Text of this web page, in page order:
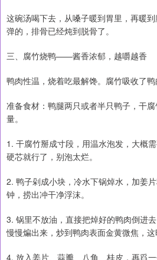
这碗汤喝下去，从嗓子暖到胃里，再暖
弹的，排骨已经炖到脱骨了。
三、腐竹烧鸭——酱香浓郁，越嚼越香
鸭肉性温，烧着吃最解馋。腐竹吸收了鸭
准备食材：鸭腿两只或者半只鸭子，干
量。
1. 干腐竹掰成寸段，用温水泡发，大概
硬芯就行了，别泡太烂。
2. 鸭子剁成小块，冷水下锅焯水，加姜
钟，捞出冲干净浮沫。
3. 锅里不放油，直接把焯好的鸭肉倒进
慢慢煸出来，炒到鸭肉表面金黄微焦，这
4. 放入姜片、蒜瓣、八角、桂皮，再舀一